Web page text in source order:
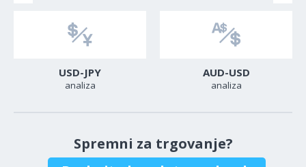
USD-JPY
analiza
AUD-USD
analiza
Spremni za trgovanje?